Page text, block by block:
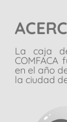
La caja
en el año
la ciudad